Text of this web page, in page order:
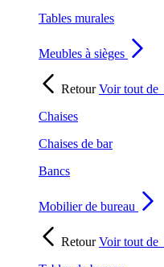
Tables murales
Meubles à sièges
RetourVoir tout de
Chaises
Chaises de bar
Bancs
Mobilier de bureau
RetourVoir tout de